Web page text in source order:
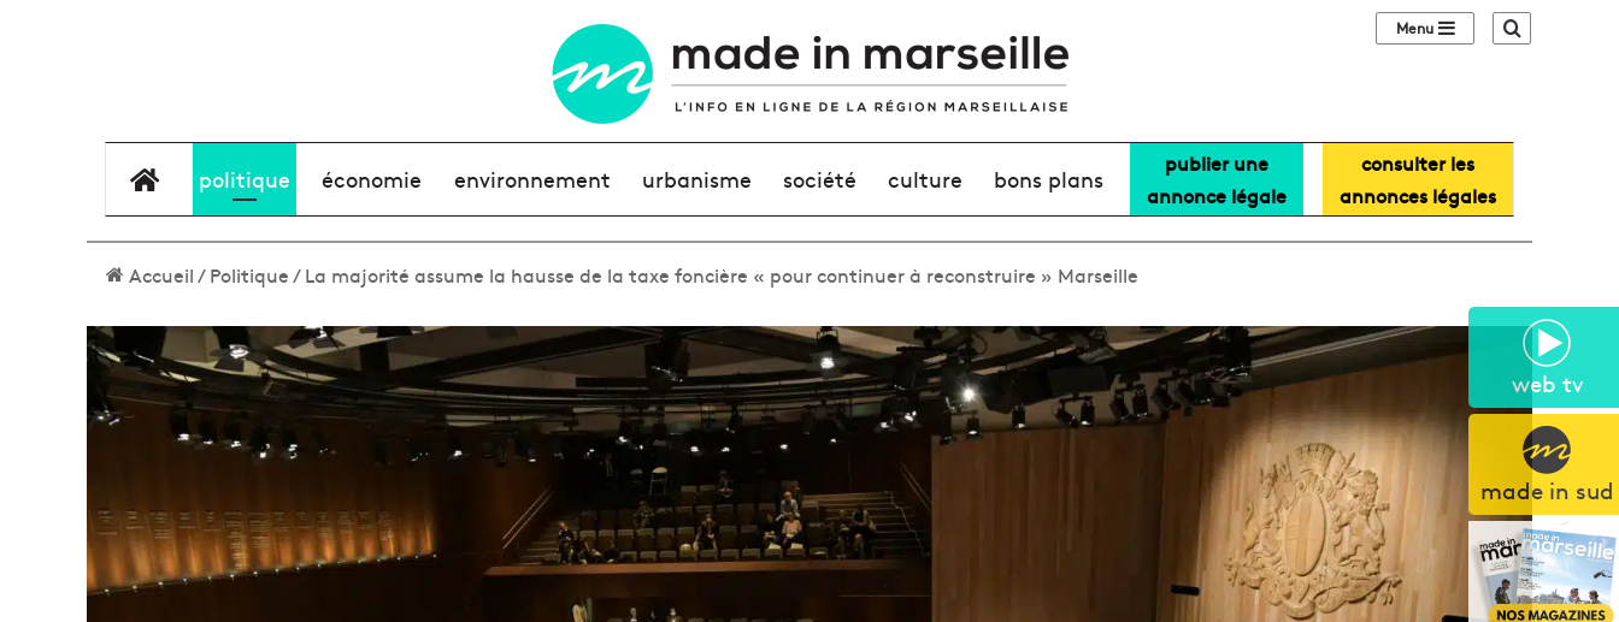
web tv
made in sud
Sidebar (barre
élément de menu
politique économie environnement urbanisme société culture bons plans
publier une
annonce légale
consulter les
annonces légales
Accueil/Politique/La majorité assume la hausse de la taxe foncière « pour continuer à reconstruire » Marseille